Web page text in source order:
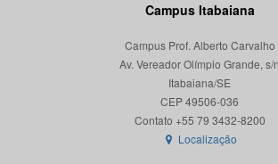
Campus Itabaiana
Campus Prof. Alberto Carvalho
Av. Vereador Olímpio Grande, s/n
Itabaiana/SE
CEP 49506-036
Localização